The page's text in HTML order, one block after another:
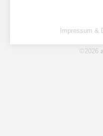
Impressum &
©2026